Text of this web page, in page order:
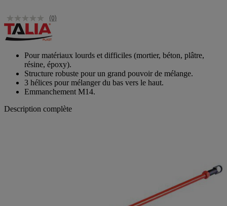
(0)
Pour matériaux lourds et difficiles (mortier, béton, plâtre,
résine, époxy).
Structure robuste pour un grand pouvoir de mélange.
3 hélices pour mélanger du bas vers le haut.
Emmanchement M14.
Description complète